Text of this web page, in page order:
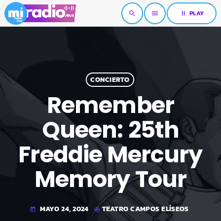
search menu pause PLAY
CONCIERTO
Remember
Queen: 25th
Freddie Mercury
Memory Tour
today MAYO 24, 2024 my_location TEATRO CAMPOS ELÍSEOS